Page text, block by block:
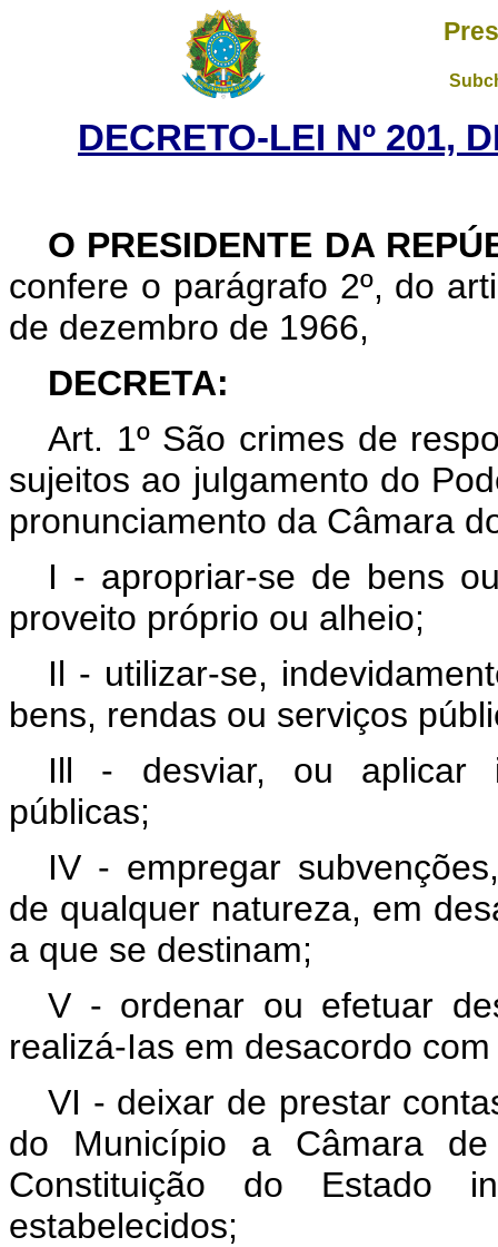
DECRETO-LEI Nº 201,
O PRESIDENTE DA
confere o parágrafo 2º, do
de dezembro de 1966,
DECRETA:
Art. 1º São crimes de
sujeitos ao julgamento do
pronunciamento da Câmara
I - apropriar-se de bens
proveito próprio ou alheio;
Il - utilizar-se,
bens, rendas ou serviços
Ill - desviar, ou aplicar
públicas;
IV - empregar
de qualquer natureza, em
a que se destinam;
V - ordenar ou efetuar
realizá-Ias em desacordo
VI - deixar de prestar
do Município a Câmara
Constituição do Estado
estabelecidos;